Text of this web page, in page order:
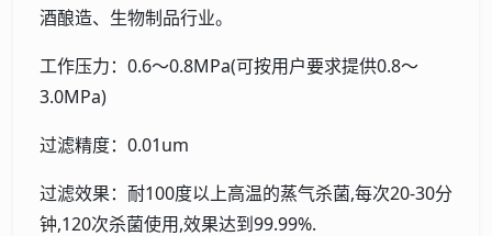
酒酿造、生物制品行业。
工作压力：0.6～0.8MPa(可按用户要求提供0.8～
3.0MPa)
过滤精度：0.01um
过滤效果：耐100度以上高温的蒸气杀菌,每次20-30分
钟,120次杀菌使用,效果达到99.99%.